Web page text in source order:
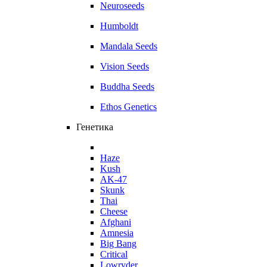
Neuroseeds
Humboldt
Mandala Seeds
Vision Seeds
Buddha Seeds
Ethos Genetics
Генетика
Haze
Kush
AK-47
Skunk
Thai
Cheese
Afghani
Amnesia
Big Bang
Critical
Lowryder